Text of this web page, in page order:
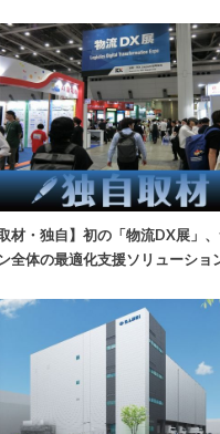
取材・独自】初の「物流DX展」
全体の最適化支援ソリューショ